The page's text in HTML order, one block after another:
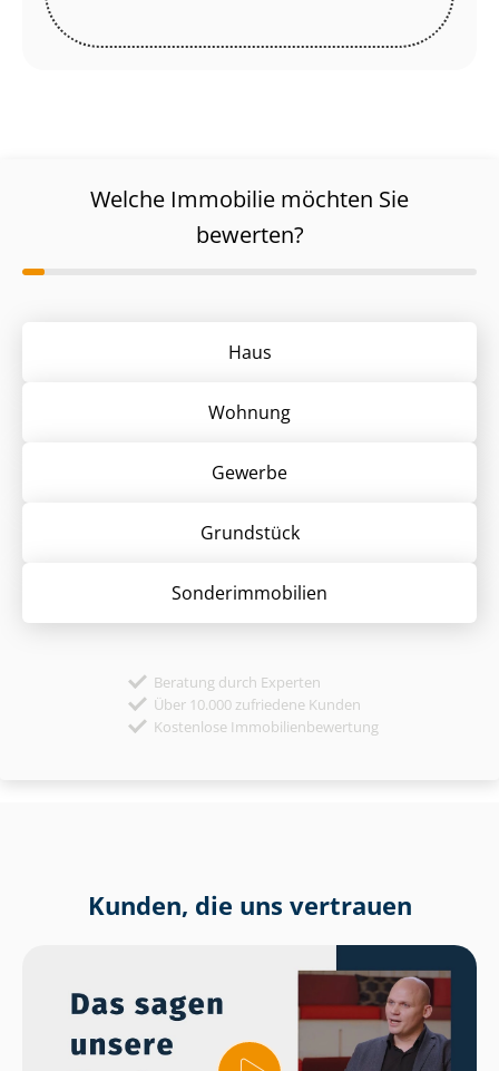
Welche Immobilie möchten Sie
bewerten?
Haus
Wohnung
Gewerbe
Grund­stück
Sonder­immobilien
Beratung durch Experten
Über 10.000 zufriedene Kunden
Kostenlose Immobilienbewertung
Kunden, die uns vertrauen